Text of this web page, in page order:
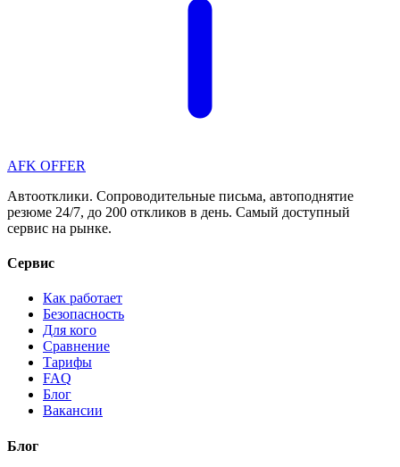
AFK OFFER
Автоотклики. Сопроводительные письма, автоподнятие
резюме 24/7, до 200 откликов в день. Самый доступный
сервис на рынке.
Сервис
Как работает
Безопасность
Для кого
Сравнение
Тарифы
FAQ
Блог
Вакансии
Блог